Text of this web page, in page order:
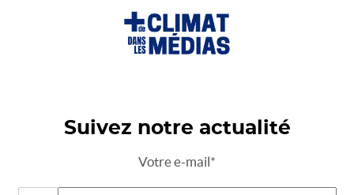
Suivez notre actualité
Votre e-mail*